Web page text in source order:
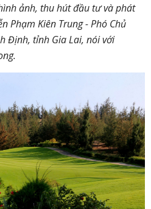
ảnh, thu hút đầu tư và phát
Phạm Kiên Trung - Phó Chủ
Định, tỉnh Gia Lai, nói với